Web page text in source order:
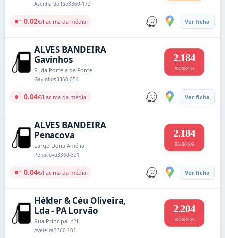
Azenha do Rio3360-172
↑ 0.02€/l acima da média Ver ficha
ALVES BANDEIRA
Gavinhos
R. da Portela da Fonte
Gavinhos3360-054
2.184
03/08/26
↑ 0.04€/l acima da média Ver ficha
ALVES BANDEIRA
Penacova
Largo Dona Amélia
Penacova3360-321
2.184
03/08/26
↑ 0.04€/l acima da média Ver ficha
Hélder & Céu Oliveira,
Lda - PA Lorvão
Rua Principal nº1
Aveleira3360-101
2.204
03/08/26